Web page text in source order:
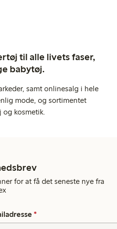
til alle livets faser,
babytøj.
samt onlinesalg i hele
mode, og sortimentet
og kosmetik.
for at få det seneste nye fra
*